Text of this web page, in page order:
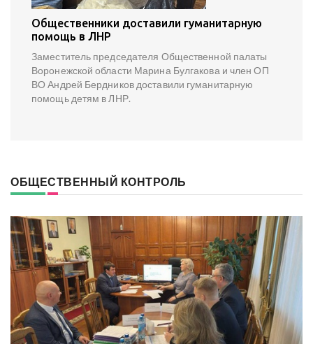
Общественники доставили гуманитарную
помощь в ЛНР
Заместитель председателя Общественной палаты
Воронежской области Марина Булгакова и член ОП
ВО Андрей Бердников доставили гуманитарную
помощь детям в ЛНР.
ОБЩЕСТВЕННЫЙ КОНТРОЛЬ